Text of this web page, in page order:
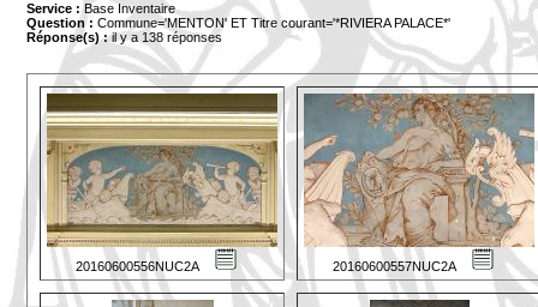
Service : Base Inventaire
Question : Commune='MENTON' ET Titre courant='*RIVIERA PALACE*'
Réponse(s) :il y a 138 réponses
20160600556NUC2A 20160600557NUC2A